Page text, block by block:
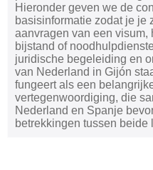
Hieronder geven we de
basisinformatie zodat je je
aanvragen van een visum,
bijstand of
juridische begeleiding en
van Nederland in Gijón
fungeert als een
vertegenwoordiging, die
Nederland en Spanje
betrekkingen tussen beide